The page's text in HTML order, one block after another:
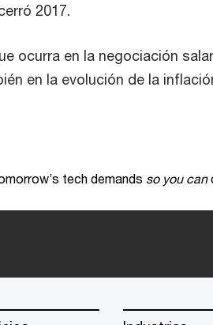
2017.
ocurra en la negociación
en la evolución de la
tech demands so you can